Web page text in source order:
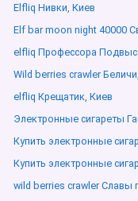
Elfliq Нивки, Киев
Elf bar moon night 40000
elfliq Профессора
Wild berries crawler
elfliq Крещатик, Киев
Электронные сигареты
Купить электронные
Купить электронные
wild berries crawler Славы